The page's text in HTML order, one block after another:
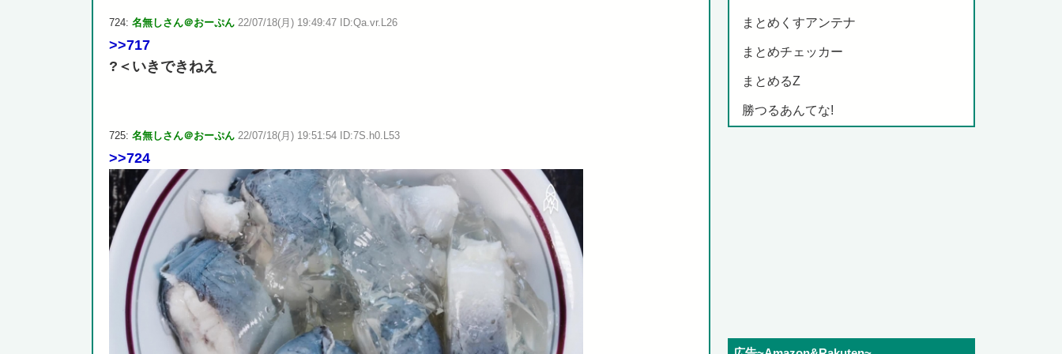
724: 名無しさん＠おーぷん 22/07/18(月) 19:49:47 ID:Qa.vr.L26
>>717
?＜いきできねえ
725: 名無しさん＠おーぷん 22/07/18(月) 19:51:54 ID:7S.h0.L53
>>724
まとめくすアンテナ
まとめチェッカー
まとめるZ
勝つるあんてな!